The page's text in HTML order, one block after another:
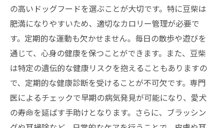
の高いドッグフードを選ぶことが大切です。特に豆柴は
肥満になりやすいため、適切なカロリー管理が必要で
す。定期的な運動も欠かせません。毎日の散歩や遊びを
通じて、心身の健康を保つことができます。また、豆柴
は特定の遺伝的な健康リスクを抱えることもありますの
で、定期的な健康診断を受けることが不可欠です。専門
医によるチェックで早期の病気発見が可能になり、愛犬
の寿命を延ばす手助けとなります。さらに、ブラッシン